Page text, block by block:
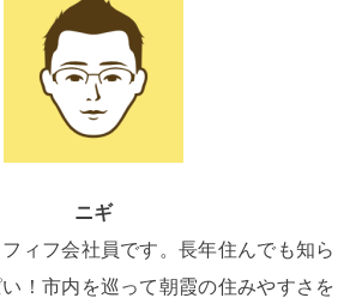
ニギ
ィフ会社員です。長年住んでも知ら
！市内を巡って朝霞の住みやすさを